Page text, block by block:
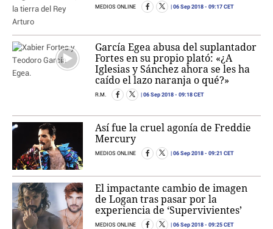
MEDIOS ONLINE 06 Sep 2018 - 09:17 CET
García Egea abusa del suplantador
Fortes en su propio plató: «¿A
Iglesias y Sánchez ahora se les ha
caído el lazo naranja o qué?»
R.M. 06 Sep 2018 - 09:18 CET
Así fue la cruel agonía de Freddie
Mercury
MEDIOS ONLINE 06 Sep 2018 - 09:21 CET
El impactante cambio de imagen
de Logan tras pasar por la
experiencia de ‘Supervivientes’
MEDIOS ONLINE 06 Sep 2018 - 09:25 CET